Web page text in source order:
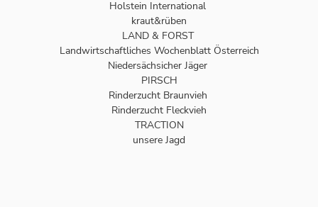
Holstein International
kraut&rüben
LAND & FORST
Landwirtschaftliches Wochenblatt Österreich
Niedersächsicher Jäger
PIRSCH
Rinderzucht Braunvieh
Rinderzucht Fleckvieh
TRACTION
unsere Jagd